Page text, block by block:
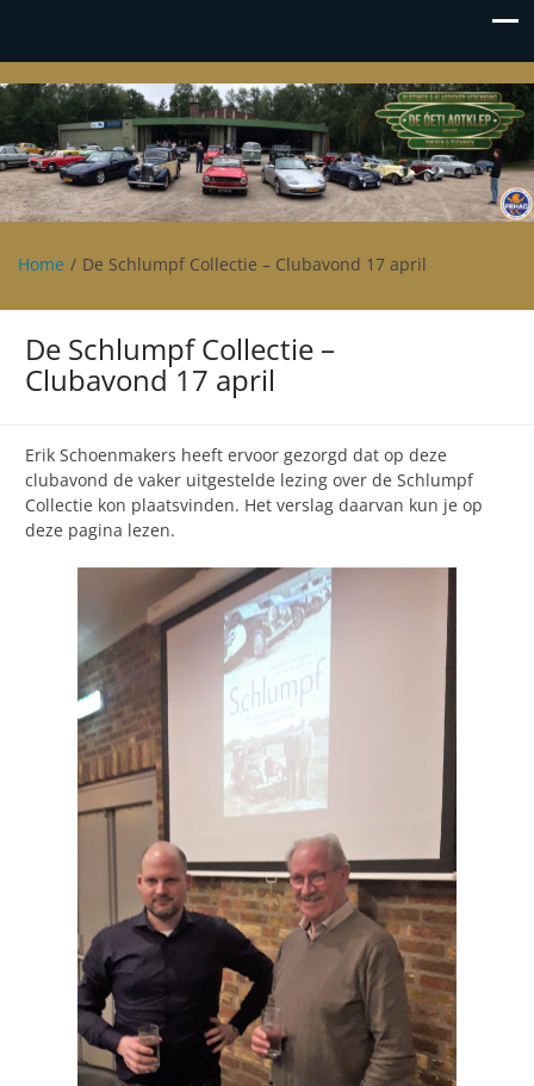
Oetlaotklep
Oldtimer en klassieker vereniging De Oetlaotklep
Home De Schlumpf Collectie – Clubavond 17 april
De Schlumpf Collectie –
Clubavond 17 april
Erik Schoenmakers heeft ervoor gezorgd dat op deze
clubavond de vaker uitgestelde lezing over de Schlumpf
Collectie kon plaatsvinden. Het verslag daarvan kun je op
deze pagina lezen.